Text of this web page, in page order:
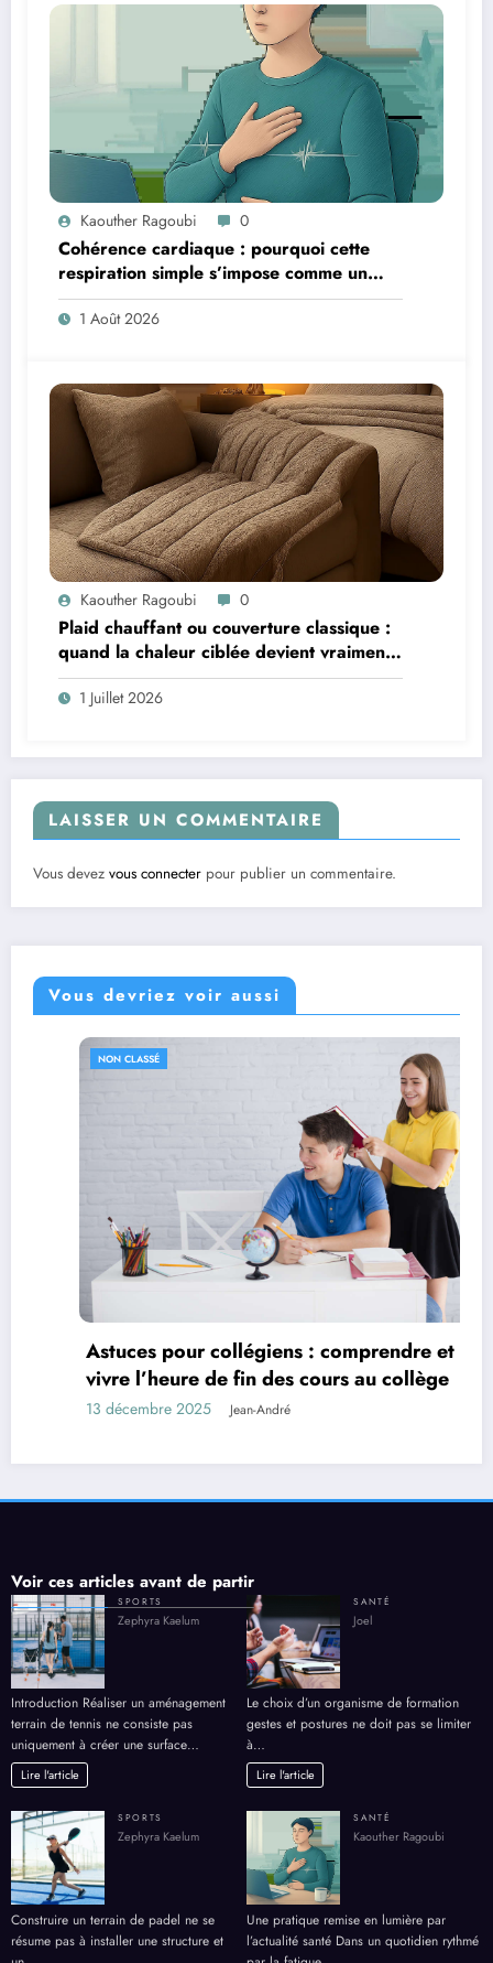
Kaouther Ragoubi 0
Cohérence cardiaque : pourquoi cette
respiration simple s’impose comme un
réflexe anti-stress et anti-fatigue
1 Août 2026
Kaouther Ragoubi 0
Plaid chauffant ou couverture classique :
quand la chaleur ciblée devient vraiment
intéressante pour le confort à la maison
1 Juillet 2026
LAISSER UN COMMENTAIRE
Vous devez vous connecter pour publier un commentaire.
Vous devriez voir aussi
NON CLASSÉ
Astuces pour collégiens : comprendre et bien
vivre l’heure de fin des cours au collège
13 décembre 2025 Jean-André
Voir ces articles avant de partir
SPORTS
Zephyra Kaelum
Introduction Réaliser un aménagement
terrain de tennis ne consiste pas
uniquement à créer une surface…
Lire l'article
SANTÉ
Joel
Le choix d’un organisme de formation
gestes et postures ne doit pas se limiter
à…
Lire l'article
SPORTS
Zephyra Kaelum
Construire un terrain de padel ne se
résume pas à installer une structure et
SANTÉ
Kaouther Ragoubi
Une pratique remise en lumière par
l’actualité santé Dans un quotidien rythmé